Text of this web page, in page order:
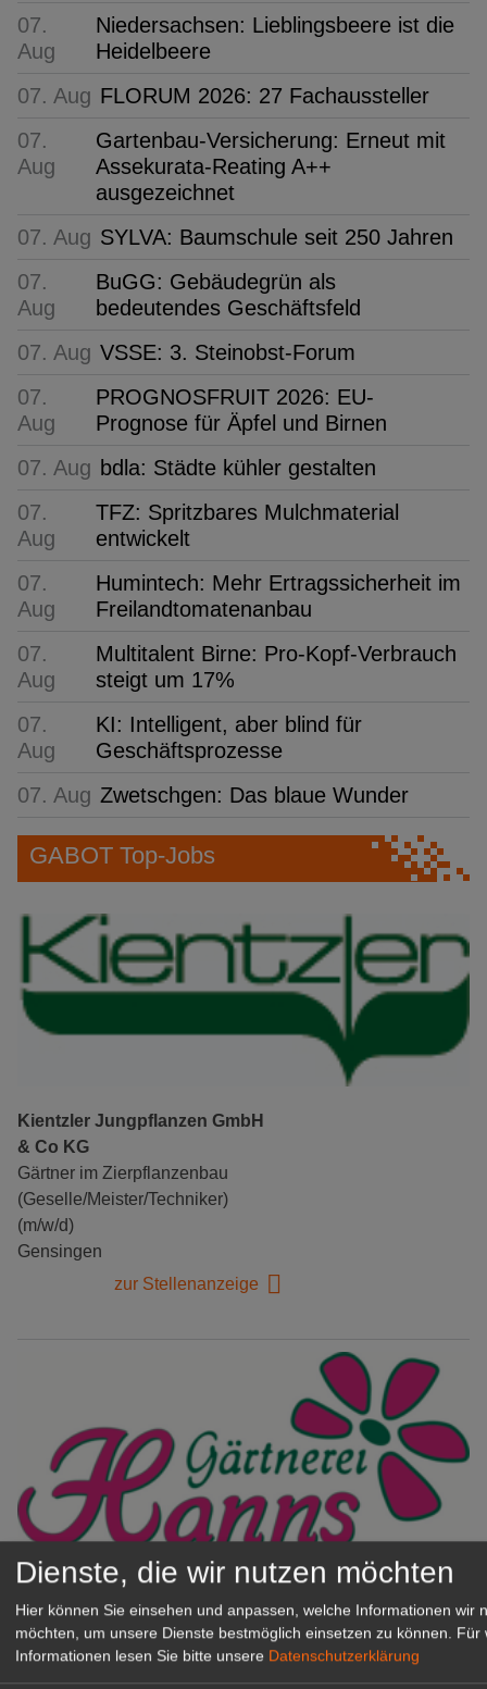
07.
Aug
Niedersachsen: Lieblingsbeere ist die
Heidelbeere
07. Aug FLORUM 2026: 27 Fachaussteller
07.
Aug
Gartenbau-Versicherung: Erneut mit
Assekurata-Reating A++
ausgezeichnet
07. Aug SYLVA: Baumschule seit 250 Jahren
07.
Aug
BuGG: Gebäudegrün als
bedeutendes Geschäftsfeld
07. Aug VSSE: 3. Steinobst-Forum
07.
Aug
PROGNOSFRUIT 2026: EU-
Prognose für Äpfel und Birnen
07. Aug bdla: Städte kühler gestalten
07.
Aug
TFZ: Spritzbares Mulchmaterial
entwickelt
07.
Aug
Humintech: Mehr Ertragssicherheit im
Freilandtomatenanbau
07.
Aug
Multitalent Birne: Pro-Kopf-Verbrauch
steigt um 17%
07.
Aug
KI: Intelligent, aber blind für
Geschäftsprozesse
07. Aug Zwetschgen: Das blaue Wunder
GABOT Top-Jobs
Kientzler Jungpflanzen GmbH
& Co KG
Gärtner im Zierpflanzenbau
(Geselle/Meister/Techniker)
(m/w/d)
Gensingen
zur Stellenanzeige
Gärtnerei Hanns
Mitarbeiter (m/w/d) für unsere
Logistikhalle
Herongen
Dienste, die wir nutzen möchten
Hier können Sie einsehen und anpassen, welche Informationen wir
möchten, um unsere Dienste bestmöglich einsetzen zu können.
Für
Informationen lesen Sie bitte unsere Datenschutzerklärung